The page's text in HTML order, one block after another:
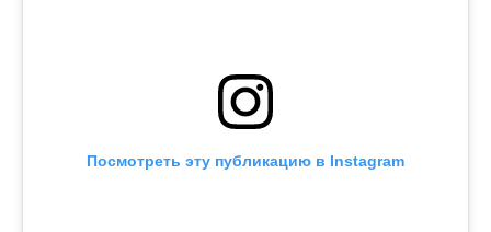
Посмотреть эту публикацию в Instagram